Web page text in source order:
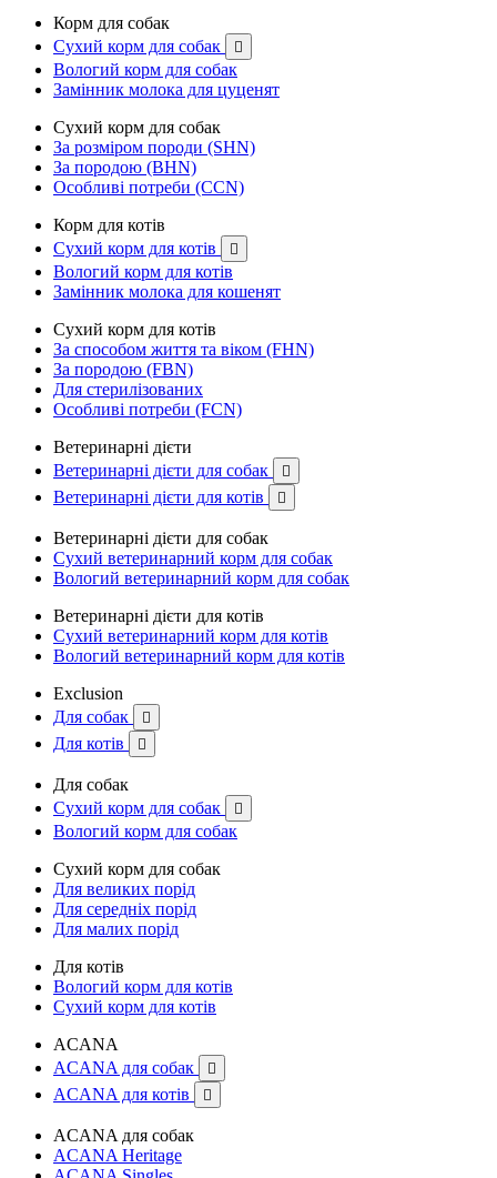
Корм для собак
Сухий корм для собак

Вологий корм для собак
Замінник молока для цуценят
Сухий корм для собак
За розміром породи (SHN)
За породою (BHN)
Особливі потреби (CCN)
Корм для котів
Сухий корм для котів

Вологий корм для котів
Замінник молока для кошенят
Сухий корм для котів
За способом життя та віком (FHN)
За породою (FBN)
Для стерилізованих
Особливі потреби (FCN)
Ветеринарні дієти
Ветеринарні дієти для собак

Ветеринарні дієти для котів 
Ветеринарні дієти для собак
Сухий ветеринарний корм для собак
Вологий ветеринарний корм для собак
Ветеринарні дієти для котів
Сухий ветеринарний корм для котів
Вологий ветеринарний корм для котів
Exclusion
Для собак

Для котів 
Для собак
Сухий корм для собак

Вологий корм для собак
Сухий корм для собак
Для великих порід
Для середніх порід
Для малих порід
Для котів
Вологий корм для котів
Сухий корм для котів
ACANA
ACANA для собак

ACANA для котів 
ACANA для собак
ACANA Heritage